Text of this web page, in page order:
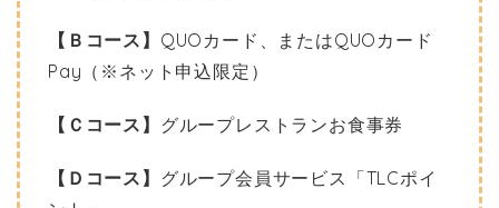
【Ｂコース】 QUOカード、またはQUOカード
Pay（※ネット申込限定）
【Ｃコース】 グループレストランお食事券
【Ｄコース】 グループ会員サービス「TLCポイ